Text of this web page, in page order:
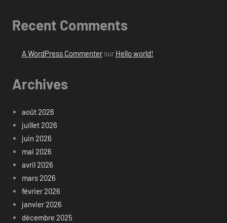
Recent Comments
A WordPress Commentersur Hello world!
Archives
août 2026
juillet 2026
juin 2026
mai 2026
avril 2026
mars 2026
février 2026
janvier 2026
décembre 2025